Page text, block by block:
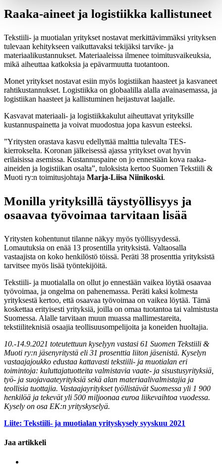
Raaka-aineet ja logistiikka kallistuneet
Tekstiili- ja muotialan yritykset nostavat merkittävimmäksi yrityksen
tulevaan kehitykseen vaikuttavaksi tekijäksi tarvike- ja
materiaalikustannukset. Materiaaleissa ilmenee toimitusvaikeuksia,
mikä aiheuttaa katkoksia ja epävarmuutta tuotantoon.
Monet yritykset nostavat esiin myös logistiikan haasteet ja kasvaneet
rahtikustannukset. Logistiikka on globaalilla alalla avainasemassa, ja
logistiikan haasteet ja kallistuminen heijastuvat laajalle.
Kasvavat materiaali- ja logistiikkakulut aiheuttavat yrityksille
kustannuspainetta ja voivat muodostua jopa kasvun esteeksi.
”Yritysten orastava kasvu edellyttää malttia tulevalta TES-
kierrokselta. Koronan jälkeisessä ajassa yritykset ovat hyvin
erilaisissa asemissa. Kustannuspaine on jo ennestään kova raaka-
aineiden ja logistiikan osalta”, tuloksista kertoo Suomen Tekstiili &
Muoti ry:n toimitusjohtaja Marja-Liisa Niinikoski.
Monilla yrityksillä täystyöllisyys ja
osaavaa työvoimaa tarvitaan lisää
Yritysten kohentunut tilanne näkyy myös työllisyydessä.
Lomautuksia on enää 13 prosentilla yrityksistä. Valtaosalla
vastaajista on koko henkilöstö töissä. Peräti 38 prosenttia yrityksistä
tarvitsee myös lisää työntekijöitä.
Tekstiili- ja muotialalla on ollut jo ennestään vaikea löytää osaavaa
työvoimaa, ja ongelma on pahenemassa. Peräti kaksi kolmesta
yrityksestä kertoo, että osaavaa työvoimaa on vaikea löytää. Tämä
koskettaa erityisesti yrityksiä, joilla on omaa tuotantoa tai valmistusta
Suomessa. Alalle tarvitaan muun muassa mallimestareita,
tekstiiliteknisiä osaajia teollisuusompelijoita ja koneiden huoltajia.
10.-14.9.2021 toteutettuun kyselyyn vastasi 61 Suomen Tekstiili &
Muoti ry:n jäsenyritystä eli 31 prosenttia liiton jäsenistä. Kyselyn
vastaajajoukko edustaa kattavasti tekstiili- ja muotialan eri
toimintoja: kuluttajatuotteita valmistavia vaate- ja sisustusyrityksiä,
työ- ja suojavaateyrityksiä sekä alan materiaalivalmistajia ja
teollisia tuottajia. Vastaajayritykset työllistävät Suomessa yli 1 900
henkilöä ja tekevät yli 500 miljoonaa euroa liikevaihtoa vuodessa.
Kysely on osa EK:n yrityskyselyä.
Liite: Tekstiili- ja muotialan yrityskysely syyskuu 2021
Jaa artikkeli